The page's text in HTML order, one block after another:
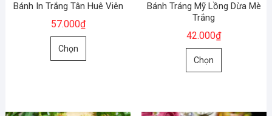
Bánh In Trắng Tân Huê Viên
57.000₫
Chọn
Sản
biến
Bánh Tráng Mỹ Lồng Dừa Mè
Trắng
42.000₫
Chọn
Sản
nhiều